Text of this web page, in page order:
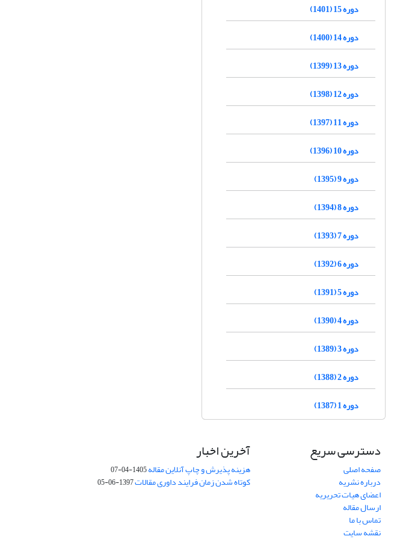
دوره 15 (1401)
دوره 14 (1400)
دوره 13 (1399)
دوره 12 (1398)
دوره 11 (1397)
دوره 10 (1396)
دوره 9 (1395)
دوره 8 (1394)
دوره 7 (1393)
دوره 6 (1392)
دوره 5 (1391)
دوره 4 (1390)
دوره 3 (1389)
دوره 2 (1388)
دوره 1 (1387)
دسترسی سریع
صفحه اصلی
درباره نشریه
اعضای هیات تحریریه
ارسال مقاله
تماس با ما
نقشه سایت
آخرین اخبار
هزینه پذیرش و چاپ آنلاین مقاله1405-04-07
کوتاه شدن زمان فرایند داوری مقالات1397-06-05